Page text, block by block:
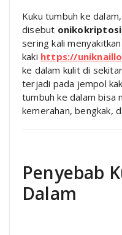
Kuku tumbuh ke
disebut
sering kali
kaki https://
ke dalam kulit di
terjadi pada jempol
tumbuh ke dalam bisa
kemerahan, bengkak,
Penyebab
Dalam